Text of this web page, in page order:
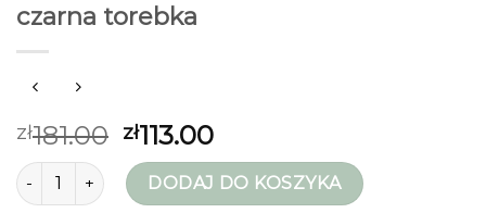
czarna torebka
zł181.00 zł113.00
ilość czarna torebkaDODAJ DO KOSZYKA